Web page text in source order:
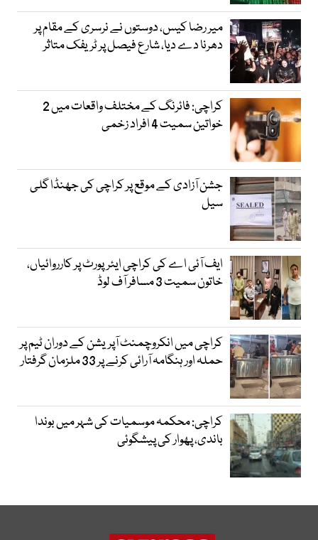
میر رضا کیس، دوستوں نے نرسری کے مقام پر
دھرنا دے دیا، شارع فیصل پر ٹریفک متاثر
کراچی: فائرنگ کے مختلف واقعات میں 2
خواتین سمیت 4 افراد زخمی
جشن آزادی کے موقع پر کراچی کی جھنڈا گلی
سیل
ایف آئی اے کی کراچی ایئرپورٹ پر کارروائیاں،
خاتون سمیت 3 مسافر آف لوڈ
کراچی میں انکروچمنٹ آپریشن کے دوران ٹیم پر
حملہ اور ہنگامہ آرائی کرنے پر 33 ملزمان گرفتار
کراچی: محکمہ موسمیات کی شہر میں بوندا
باندی، پھوار کی پیشگوئی